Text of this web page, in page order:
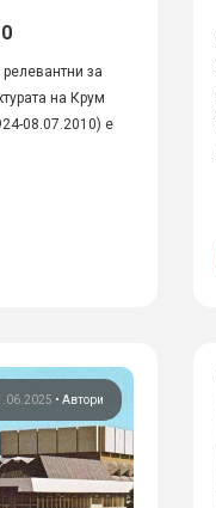
за
на Крум
08.07.2010) е
•Автори